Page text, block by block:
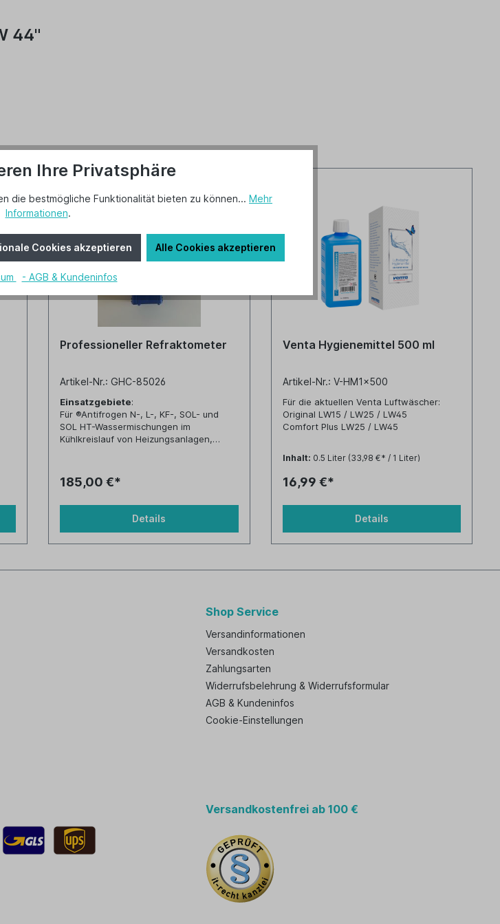
44"
Professioneller Refraktometer
Artikel-Nr.: GHC-85026
Einsatzgebiete:
Für ®Antifrogen N-, L-, KF-, SOL- und
SOL HT-Wassermischungen im
Kühlkreislauf von Heizungsanlagen,
Hilfe einer Tabelle ermittelt
werden (siehe Anlage)!
0 bis 50 % Brix, Teilung: 0,5 %
185,00 €*
Details
Venta Hygienemittel 500 ml
Artikel-Nr.: V-HM1x500
Für die aktuellen Venta Luftwäscher:
Original LW15 / LW25 / LW45
Comfort Plus LW25 / LW45
LW31/41 / LW14 / LW24 / LW 24plus /
LW80 / LW81 / LW82
Inhalt: 0.5 Liter (33,98 €* / 1 Liter)
16,99 €*
Details
Shop Service
Versandinformationen
Versandkosten
Zahlungsarten
Widerrufsbelehrung & Widerrufsformular
AGB & Kundeninfos
Cookie-Einstellungen
Versandkostenfrei ab 100 €
Ihre Privatsphäre
die bestmögliche Funktionalität bieten zu können... Mehr
Informationen.
Cookies akzeptieren Alle Cookies akzeptieren
- AGB & Kundeninfos